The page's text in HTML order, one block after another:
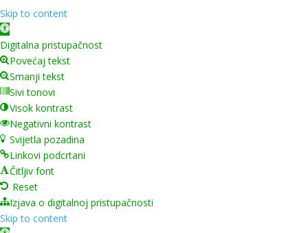
Skip to content
Open toolbar
Digitalna pristupačnost
Povećaj tekst
Smanji tekst
Sivi tonovi
Visok kontrast
Negativni kontrast
Svijetla pozadina
Linkovi podcrtani
Čitljiv font
Reset
Izjava o digitalnoj pristupačnosti
Skip to content